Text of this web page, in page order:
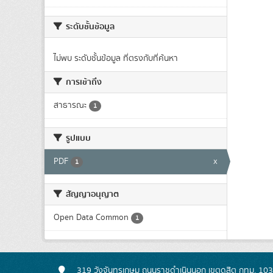
ระดับชั้นข้อมูล
ไม่พบ ระดับชั้นข้อมูล ที่ตรงกับที่ค้นหา
การเข้าถึง
สาธารณะ 1
รูปแบบ
PDF 1 x
สัญญาอนุญาต
Open Data Common 1
319 วังจันทรเกษม ถนนราชดำเนินนอก เขตดุสิต กทม.